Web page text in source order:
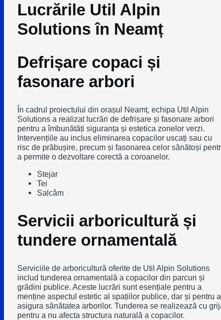
Lucrările Util Alpin
Solutions în Neamț
Defrișare copaci și
fasonare arbori
În cadrul proiectului din orașul Neamț, echipa Util Alpin
Solutions a realizat lucrări de defrișare și fasonare arbori
pentru a îmbunătăți siguranța și estetica zonelor verzi.
Intervențiile au inclus eliminarea copacilor uscați sau cu
risc de prăbușire, precum și fasonarea celor sănătoși
a permite o dezvoltare corectă a coroanelor.
Stejar
Tei
Salcâm
Servicii arboricultură și
tundere ornamentală
Serviciile de arboricultură oferite de Util Alpin Solutions
includ tunderea ornamentală a copacilor din parcuri și
grădini publice. Aceste lucrări sunt esențiale pentru a
menține aspectul estetic al spațiilor publice, dar și pentru a
asigura sănătatea arborilor. Tunderea se realizează cu
pentru a nu afecta structura naturală a copacilor.